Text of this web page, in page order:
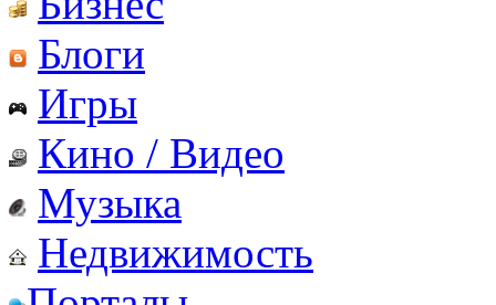
Блоги
Игры
Кино / Видео
Музыка
Недвижимость